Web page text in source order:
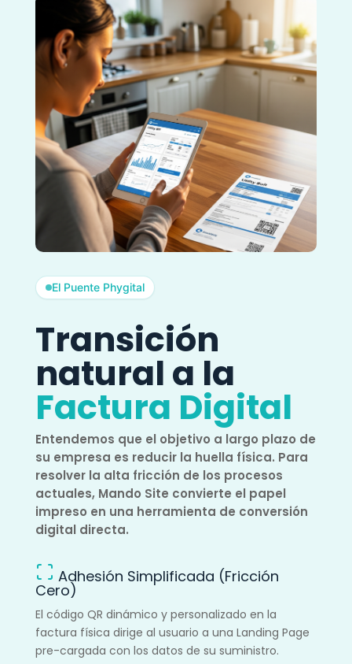
El Puente Phygital
Transición
natural a la
Factura Digital
Entendemos que el objetivo a largo plazo de
su empresa es reducir la huella física. Para
resolver la alta fricción de los procesos
actuales, Mando Site convierte el papel
impreso en una herramienta de conversión
digital directa.
Adhesión Simplificada (Fricción
Cero)
El código QR dinámico y personalizado en la
factura física dirige al usuario a una Landing Page
pre-cargada con los datos de su suministro.